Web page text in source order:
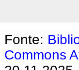
Fonte:
Commons